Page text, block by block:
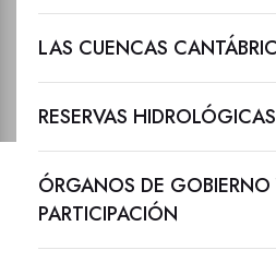
LAS CUENCAS
RESERVAS HIDROLÓGICAS
ÓRGANOS DE GOBIERNO
PARTICIPACIÓN